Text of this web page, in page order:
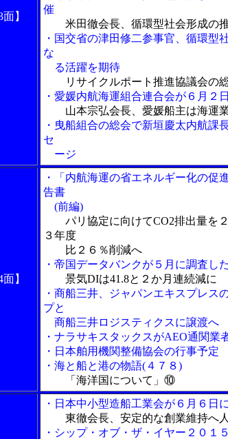
】
催
米田徹会長、循環型社会形成の
・国交省の津田修二参事官、循環型
な
る活躍を期待
リサイクルポート推進協議会の
・愛媛内航海運組合連合会が６月２
山本宗弘会長、愛媛船主は海運
・曳船組合の総会で新垣慶太内航課
セ
ージ
】
・「内航海運の省エネルギー化の促
告書
(前編)
パリ協定に向けてCO2排出量を
３年度
比２６％削減へ
・帝国データバンクが５月に調査し
景気DIは41.8と２か月連続減に
・商船三井、ジャパンエキスプレス
プと
商船三井ロジスティクスに譲渡へ
・ナラサキスタックスがAEO通関業
・日本舶用機関整備協会の行事予定
・海と船と港の物語(４７８)
「海洋国について」⑩
・日本中小型造船工業会が６月６日
東徹会長、安定的な創業維持へ
・シップ・オブ・ザ・イヤー２０１